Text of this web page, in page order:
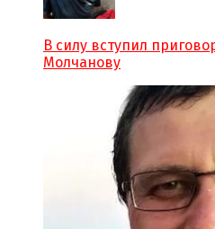
В силу вступил
Молчанову